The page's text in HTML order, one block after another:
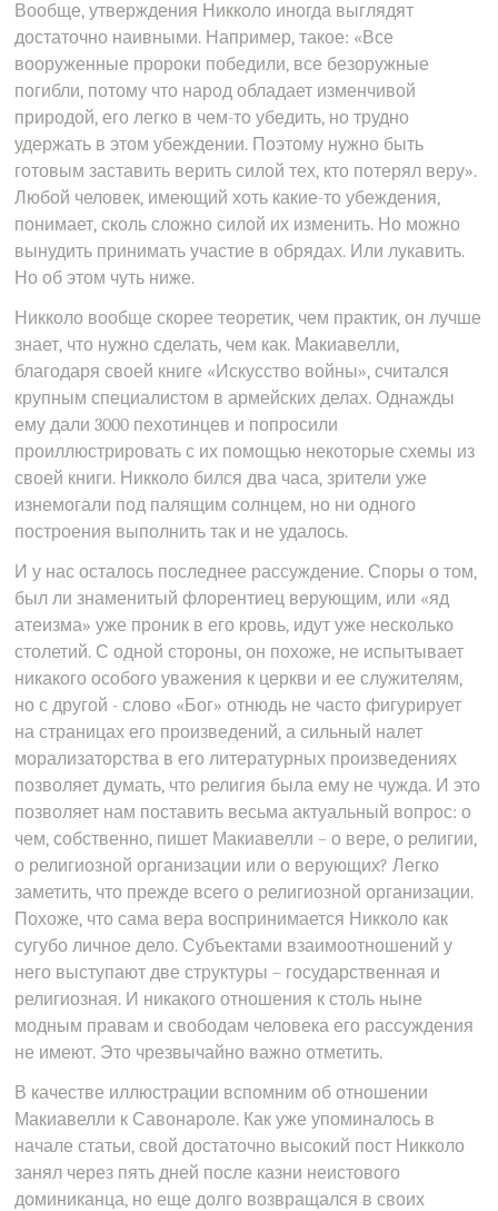
Вообще, утверждения Никколо иногда выглядят
достаточно наивными. Например, такое: «Все
вооруженные пророки победили, все безоружные
погибли, потому что народ обладает изменчивой
природой, его легко в чем-то убедить, но трудно
удержать в этом убеждении. Поэтому нужно быть
готовым заставить верить силой тех, кто потерял веру».
Любой человек, имеющий хоть какие-то убеждения,
понимает, сколь сложно силой их изменить. Но можно
вынудить принимать участие в обрядах. Или лукавить.
Но об этом чуть ниже.
Никколо вообще скорее теоретик, чем практик, он лучше
знает, что нужно сделать, чем как. Макиавелли,
благодаря своей книге «Искусство войны», считался
крупным специалистом в армейских делах. Однажды
ему дали 3000 пехотинцев и попросили
проиллюстрировать с их помощью некоторые схемы из
своей книги. Никколо бился два часа, зрители уже
изнемогали под палящим солнцем, но ни одного
построения выполнить так и не удалось.
И у нас осталось последнее рассуждение. Споры о том,
был ли знаменитый флорентиец верующим, или «яд
атеизма» уже проник в его кровь, идут уже несколько
столетий. С одной стороны, он похоже, не испытывает
никакого особого уважения к церкви и ее служителям,
но с другой - слово «Бог» отнюдь не часто фигурирует
на страницах его произведений, а сильный налет
морализаторства в его литературных произведениях
позволяет думать, что религия была ему не чужда. И это
позволяет нам поставить весьма актуальный вопрос: о
чем, собственно, пишет Макиавелли – о вере, о религии,
о религиозной организации или о верующих? Легко
заметить, что прежде всего о религиозной организации.
Похоже, что сама вера воспринимается Никколо как
сугубо личное дело. Субъектами взаимоотношений у
него выступают две структуры – государственная и
религиозная. И никакого отношения к столь ныне
модным правам и свободам человека его рассуждения
не имеют. Это чрезвычайно важно отметить.
В качестве иллюстрации вспомним об отношении
Макиавелли к Савонароле. Как уже упоминалось в
начале статьи, свой достаточно высокий пост Никколо
занял через пять дней после казни неистового
доминиканца, но еще долго возвращался в своих